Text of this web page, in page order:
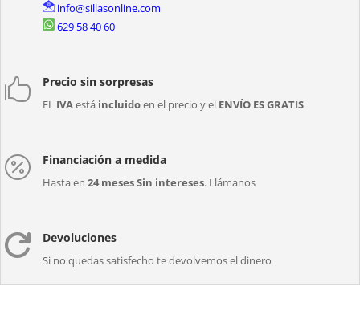
info@sillasonline.com
629 58 40 60
 Precio sin sorpresas
EL IVAestá incluidoen el precio y el ENVÍO ES GRATIS
 Financiación a medida
Hasta en 24 meses Sin intereses. Llámanos
 Devoluciones
Si no quedas satisfecho te devolvemos el dinero